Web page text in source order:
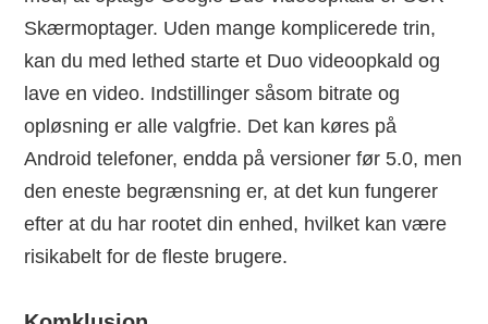
Skærmoptager. Uden mange komplicerede trin,
kan du med lethed starte et Duo videoopkald og
lave en video. Indstillinger såsom bitrate og
opløsning er alle valgfrie. Det kan køres på
Android telefoner, endda på versioner før 5.0, men
den eneste begrænsning er, at det kun fungerer
efter at du har rootet din enhed, hvilket kan være
risikabelt for de fleste brugere.